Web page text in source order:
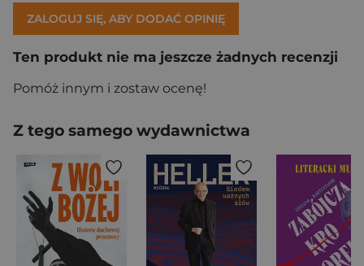
ZALOGUJ SIĘ, ABY DODAĆ OPINIĘ
Ten produkt nie ma jeszcze żadnych recenzji
Pomóż innym i zostaw ocenę!
Z tego samego wydawnictwa